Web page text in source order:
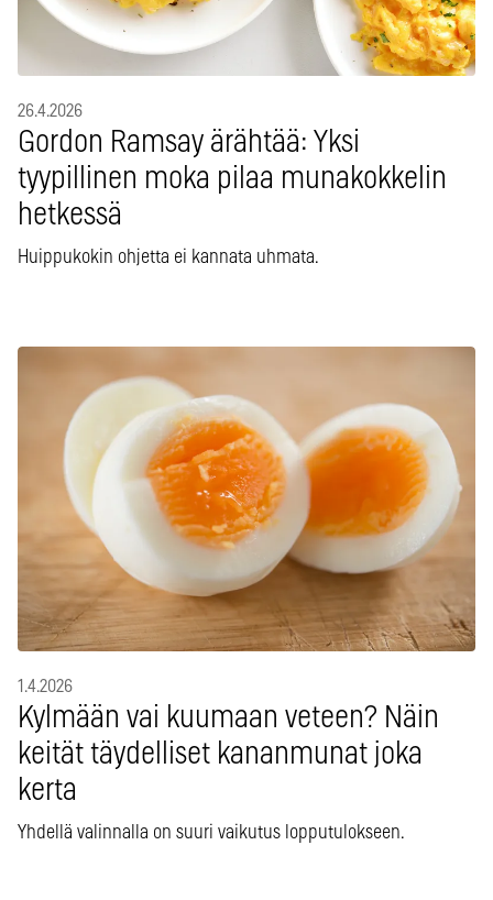
26.4.2026
Gordon Ramsay ärähtää: Yksi
tyypillinen moka pilaa munakokkelin
hetkessä
Huippukokin ohjetta ei kannata uhmata.
1.4.2026
Kylmään vai kuumaan veteen? Näin
keität täydelliset kananmunat joka
kerta
Yhdellä valinnalla on suuri vaikutus lopputulokseen.